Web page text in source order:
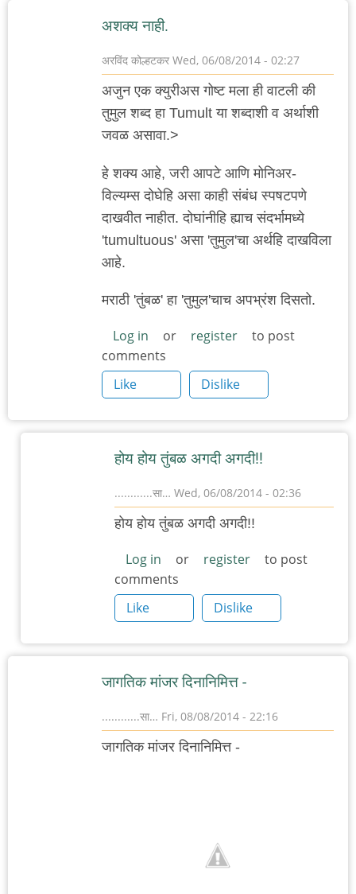
अशक्य नाही.
अरविंद कोल्हटकर Wed, 06/08/2014 - 02:27
अजुन एक क्युरीअस गोष्ट मला ही वाटली की
तुमुल शब्द हा Tumult या शब्दाशी व अर्थाशी
जवळ असावा.>
हे शक्य आहे, जरी आपटे आणि मोनिअर-
विल्यम्स दोघेहि असा काही संबंध स्पषटपणे
दाखवीत नाहीत. दोघांनीहि ह्याच संदर्भामध्ये
'tumultuous' असा 'तुमुल'चा अर्थहि दाखविला
आहे.
मराठी 'तुंबळ' हा 'तुमुल'चाच अपभ्रंश दिसतो.
Log in or register
to post
comments
Like
Dislike
होय होय तुंबळ अगदी अगदी!!
............सा… Wed, 06/08/2014 - 02:36
In
reply
अशक्य
नाही.
by
अरविंद
होय होय तुंबळ अगदी अगदी!!
Log in or register
to post
comments
Like
Dislike
जागतिक मांजर दिनानिमित्त -
............सा… Fri, 08/08/2014 - 22:16
जागतिक मांजर दिनानिमित्त -